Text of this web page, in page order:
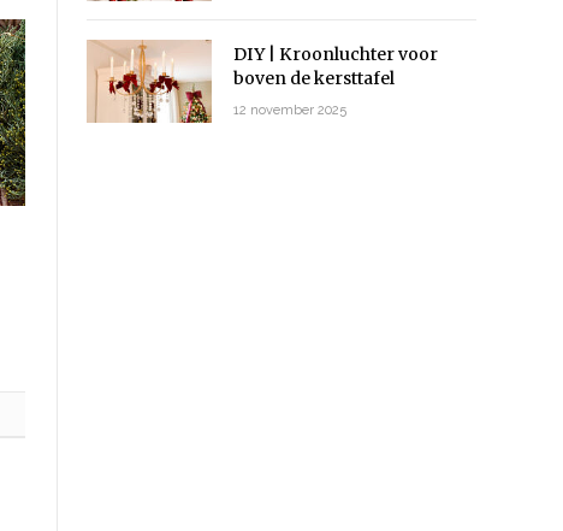
DIY | Kroonluchter voor
boven de kersttafel
12 november 2025